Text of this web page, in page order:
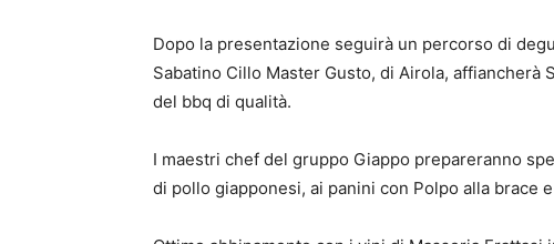
Dopo la presentazione seguirà un percorso di
Sabatino Cillo Master Gusto, di Airola,
del bbq di qualità.
I maestri chef del gruppo Giappo prepareranno
di pollo giapponesi, ai panini con Polpo alla brace